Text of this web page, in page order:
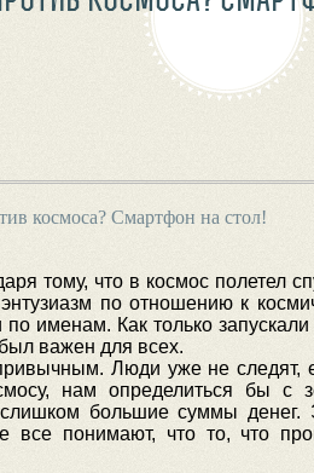
космоса? Смартфон на стол!
тому, что в космос полетел
по отношению к
именам. Как только
важен для всех.
Люди уже не следят,
нам определиться бы
слишком большие суммы
все понимают, что то, что